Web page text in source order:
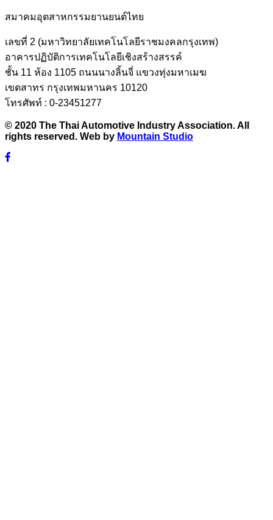
สมาคมอุตสาหกรรมยานยนต์ไทย
เลขที่ 2 (มหาวิทยาลัยเทคโนโลยีราชมงคลกรุงเทพ)
อาคารปฏิบัติการเทคโนโลยีเชิงสร้างสรรค์
ชั้น 11 ห้อง 1105 ถนนนางลิ้นจี่ แขวงทุ่งมหาเมฆ
เขตสาทร กรุงเทพมหานคร 10120
โทรศัพท์ : 0-23451277
© 2020 The Thai Automotive Industry Association. All
rights reserved. Web by Mountain Studio